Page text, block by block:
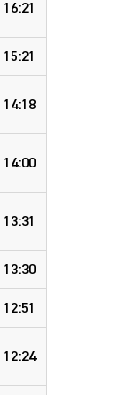
16:21
15:21
14:18
14:00
13:31
13:30
12:51
12:24